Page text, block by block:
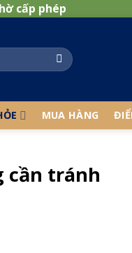
cấp phép
MUA HÀNG
cần tránh